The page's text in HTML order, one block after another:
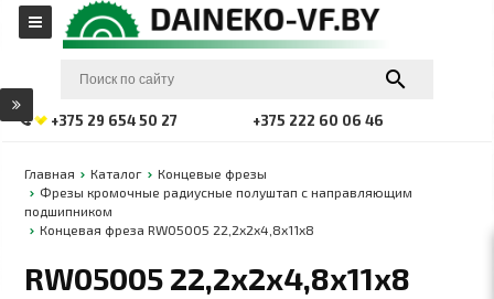
+375 29 654 50 27 +375 222 60 06 46
Главная Каталог
Концевые фрезы
Фрезы кромочные радиусные полуштап c направляющим
подшипником
Концевая фреза RW05005 22,2x2x4,8x11x8
RW05005 22,2x2x4,8x11x8